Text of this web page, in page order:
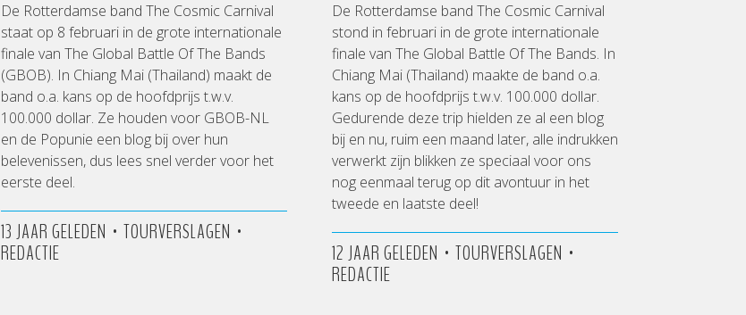
De Rotterdamse band The Cosmic Carnival
staat op 8 februari in de grote internationale
finale van The Global Battle Of The Bands
(GBOB). In Chiang Mai (Thailand) maakt de
band o.a. kans op de hoofdprijs t.w.v.
100.000 dollar. Ze houden voor GBOB-NL
en de Popunie een blog bij over hun
belevenissen, dus lees snel verder voor het
eerste deel.
13 JAAR GELEDEN • TOURVERSLAGEN •
REDACTIE
De Rotterdamse band The Cosmic Carnival
stond in februari in de grote internationale
finale van The Global Battle Of The Bands. In
Chiang Mai (Thailand) maakte de band o.a.
kans op de hoofdprijs t.w.v. 100.000 dollar.
Gedurende deze trip hielden ze al een blog
bij en nu, ruim een maand later, alle indrukken
verwerkt zijn blikken ze speciaal voor ons
nog eenmaal terug op dit avontuur in het
tweede en laatste deel!
12 JAAR GELEDEN • TOURVERSLAGEN •
REDACTIE